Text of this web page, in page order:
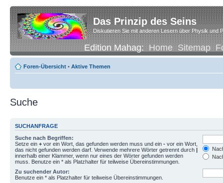
Das Prinzip des Seins
Diskutieren Sie mit anderen Lesern über Physik und
Edition Mahag:Home Sitemap
Foren-Übersicht • Aktive Themen
Suche
SUCHANFRAGE
Suche nach Begriffen:
Setze ein + vor ein Wort, das gefunden werden muss und ein - vor ein Wort,
das nicht gefunden werden darf. Verwende mehrere Wörter getrennt durch |
innerhalb einer Klammer, wenn nur eines der Wörter gefunden werden
muss. Benutze ein * als Platzhalter für teilweise Übereinstimmungen.
Zu suchender Autor:
Benutze ein * als Platzhalter für teilweise Übereinstimmungen.